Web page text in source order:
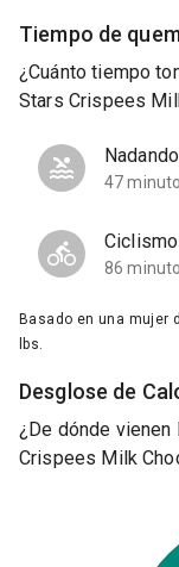
Tiempo de
¿Cuánto tiempo
Stars Crispees
Nadando
47
Ciclismo
86
Basado en una mujer
lbs.
Desglose de
¿De dónde
Crispees Milk